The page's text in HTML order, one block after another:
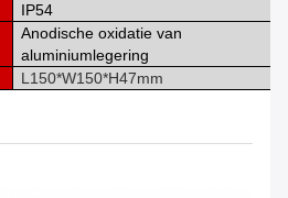
IP54
Anodische oxidatie van
aluminiumlegering
L150*W150*H47mm